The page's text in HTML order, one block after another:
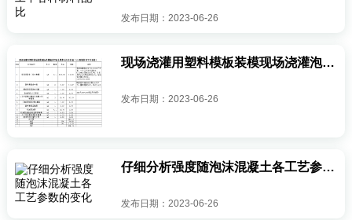
发布日期：2023-06-26
现场浇灌用塑料模板装模现场浇灌泡沫混凝土墙体成本分析价
发布日期：2023-06-26
仔细分析强度随泡沫混凝土各工艺参数的变化
发布日期：2023-06-26